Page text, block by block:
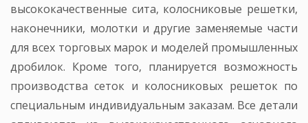
высококачественные сита, колосниковые решетки,
наконечники, молотки и другие заменяемые части
для всех торговых марок и моделей промышленных
дробилок. Кроме того, планируется возможность
производства сеток и колосниковых решеток по
специальным индивидуальным заказам. Все детали